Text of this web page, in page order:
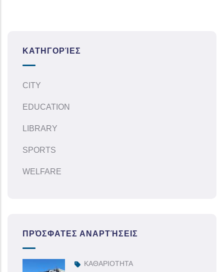
ΚΑΤΗΓΟΡΊΕΣ
CITY
EDUCATION
LIBRARY
SPORTS
WELFARE
ΠΡΌΣΦΑΤΕΣ ΑΝΑΡΤΉΣΕΙΣ
ΚΑΘΑΡΙΟΤΗΤΑ